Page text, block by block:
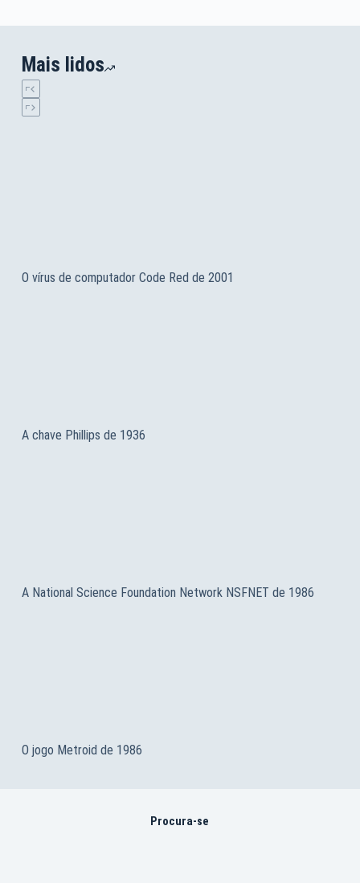
Mais lidos
O vírus de computador Code Red de 2001
A chave Phillips de 1936
A National Science Foundation Network NSFNET de 1986
O jogo Metroid de 1986
Procura-se